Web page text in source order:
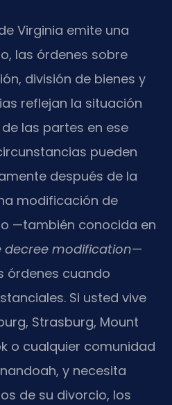
Virginia emite una
las órdenes sobre
división de bienes y
reflejan la situación
las partes en ese
pueden
después de la
modificación de
—también conocida en
decree modification—
órdenes cuando
Si usted vive
Strasburg, Mount
o cualquier comunidad
y necesita
de su divorcio, los